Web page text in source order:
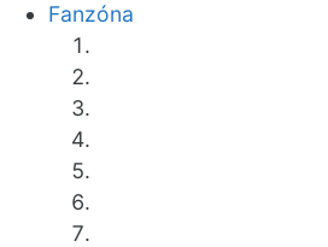
Fanzóna